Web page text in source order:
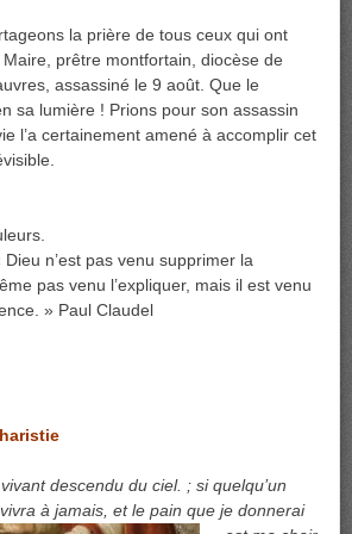
la prière de tous ceux qui ont
prêtre montfortain, diocèse de
assassiné le 9 août. Que le
sa lumière ! Prions pour son assassin
l’a certainement amené à accomplir cet
n’est pas venu supprimer la
pas venu l’expliquer, mais il est venu
» Paul Claudel
descendu du ciel. ; si quelqu’un
à jamais, et le pain que je donnerai